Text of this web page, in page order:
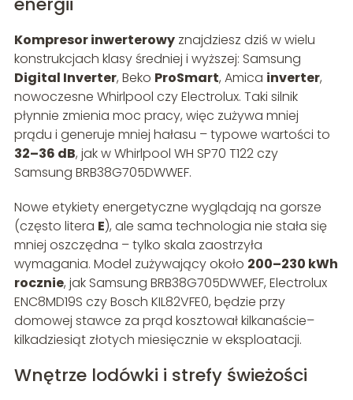
Kompresor inwerterowyznajdziesz dziś w wielu
konstrukcjach klasy średniej i wyższej: Samsung
Digital Inverter, Beko ProSmart, Amica inverter,
nowoczesne Whirlpool czy Electrolux. Taki silnik
płynnie zmienia moc pracy, więc zużywa mniej
prądu i generuje mniej hałasu – typowe wartości to
32–36 dB, jak w Whirlpool WH SP70 T122 czy
Samsung BRB38G705DWWEF.
Nowe etykiety energetyczne wyglądają na gorsze
(często litera E), ale sama technologia nie stała się
mniej oszczędna – tylko skala zaostrzyła
wymagania. Model zużywający około 200–230 kWh
rocznie, jak Samsung BRB38G705DWWEF, Electrolux
ENC8MD19S czy Bosch KIL82VFE0, będzie przy
domowej stawce za prąd kosztował kilkanaście–
kilkadziesiąt złotych miesięcznie w eksploatacji.
Wnętrze lodówki i strefy świeżości